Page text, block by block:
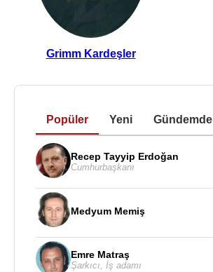
Grimm Kardeşler
Popüler Yeni Gündemde
Recep Tayyip Erdoğan
Cumhurbaşkanı
Medyum Memiş
Emre Matraş
Şarkıcı, İş adamı